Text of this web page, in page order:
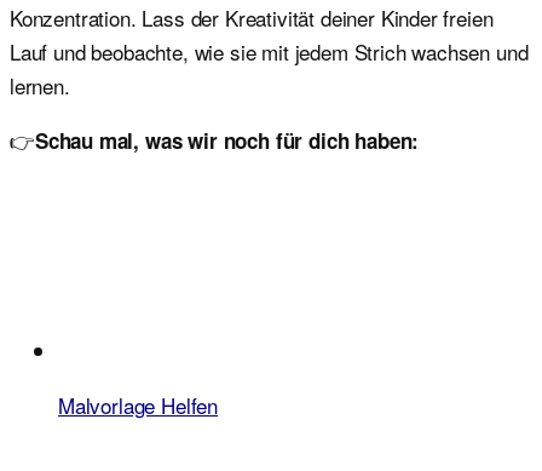
Konzentration. Lass der Kreativität deiner Kinder freien
Lauf und beobachte, wie sie mit jedem Strich wachsen und
lernen.
👉Schau mal, was wir noch für dich haben:
Malvorlage Helfen